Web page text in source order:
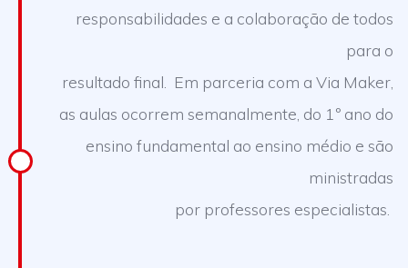
responsabilidades e a colaboração de todos
para o
resultado final. Em parceria com a Via Maker,
as aulas ocorrem semanalmente, do 1º ano do
ensino fundamental ao ensino médio e são
ministradas
por professores especialistas.